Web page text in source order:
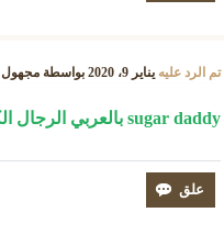
تم الرد عليه يناير 9، 2020 بواسطةمجهول
sugar daddy بالعربي الرجال الكبير الي يدلع البنات الصغار.